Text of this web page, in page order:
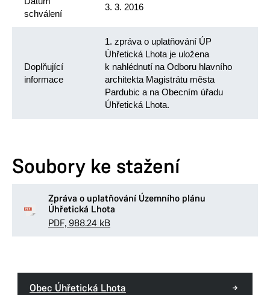
schválení
3. 3. 2016
Doplňující
informace
1. zpráva o uplatňování ÚP
Úhřetická Lhota je uložena
k nahlédnutí na Odboru hlavního
architekta Magistrátu města
Pardubic a na Obecním úřadu
Úhřetická Lhota.
Soubory ke stažení
Zpráva o uplatňování Územního plánu
Úhřetická Lhota
PDF, 988.24 kB
Obec Úhřetická Lhota